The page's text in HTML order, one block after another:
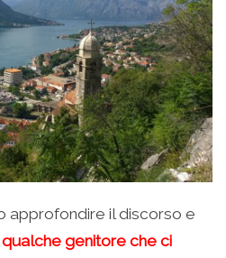
approfondire il discorso e
genitore che ci